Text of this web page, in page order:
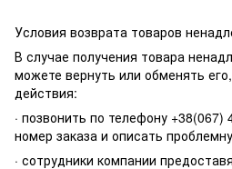
Условия возврата товаров
В случае получения товара
можете вернуть или обменять
действия:
· позвонить по телефону
номер заказа и описать
· сотрудники компании